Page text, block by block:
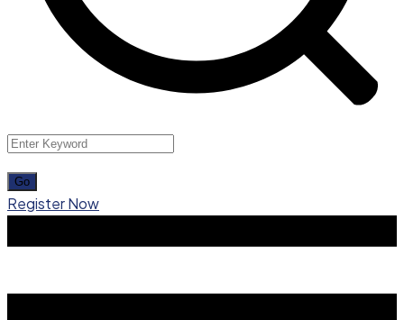
Register Now